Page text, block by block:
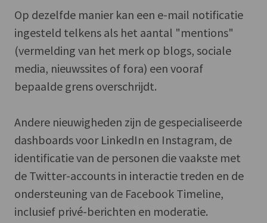
Op dezelfde manier kan een e-mail notificatie
ingesteld telkens als het aantal "mentions"
(vermelding van het merk op blogs, sociale
media, nieuwssites of fora) een vooraf
bepaalde grens overschrijdt.
Andere nieuwigheden zijn de gespecialiseerde
dashboards voor LinkedIn en Instagram, de
identificatie van de personen die vaakste met
de Twitter-accounts in interactie treden en de
ondersteuning van de Facebook Timeline,
inclusief privé-berichten en moderatie.